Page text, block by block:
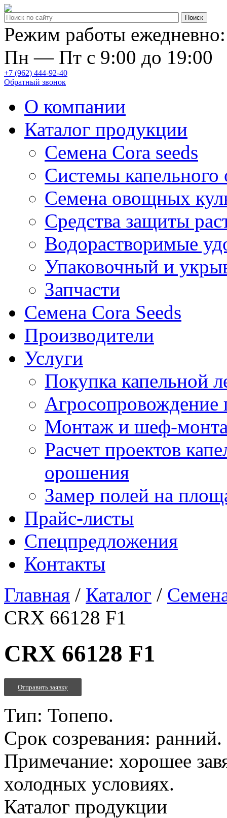
Режим работы ежедневно:
Пн — Пт с 9:00 до 19:00
+7 (962) 444-92-40
Обратный звонок
О компании
Каталог продукции
Семена Cora seeds
Системы
Семена овощных
Средства защиты
Водорастворимые
Упаковочный и
Запчасти
Семена Cora Seeds
Производители
Услуги
Покупка капельной
Агросопровождение
Монтаж и шеф-
Расчет проектов
орошения
Замер полей на
Прайс-листы
Спецпредложения
Контакты
Главная / Каталог /
CRX 66128 F1
CRX 66128 F1
Отправить заявку
Тип: Топепо.
Срок созревания:
Примечание: хорошее
холодных условиях.
Каталог продукции